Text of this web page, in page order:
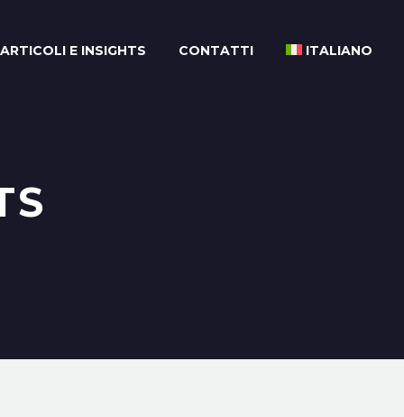
ARTICOLI E INSIGHTS CONTATTI ITALIANO